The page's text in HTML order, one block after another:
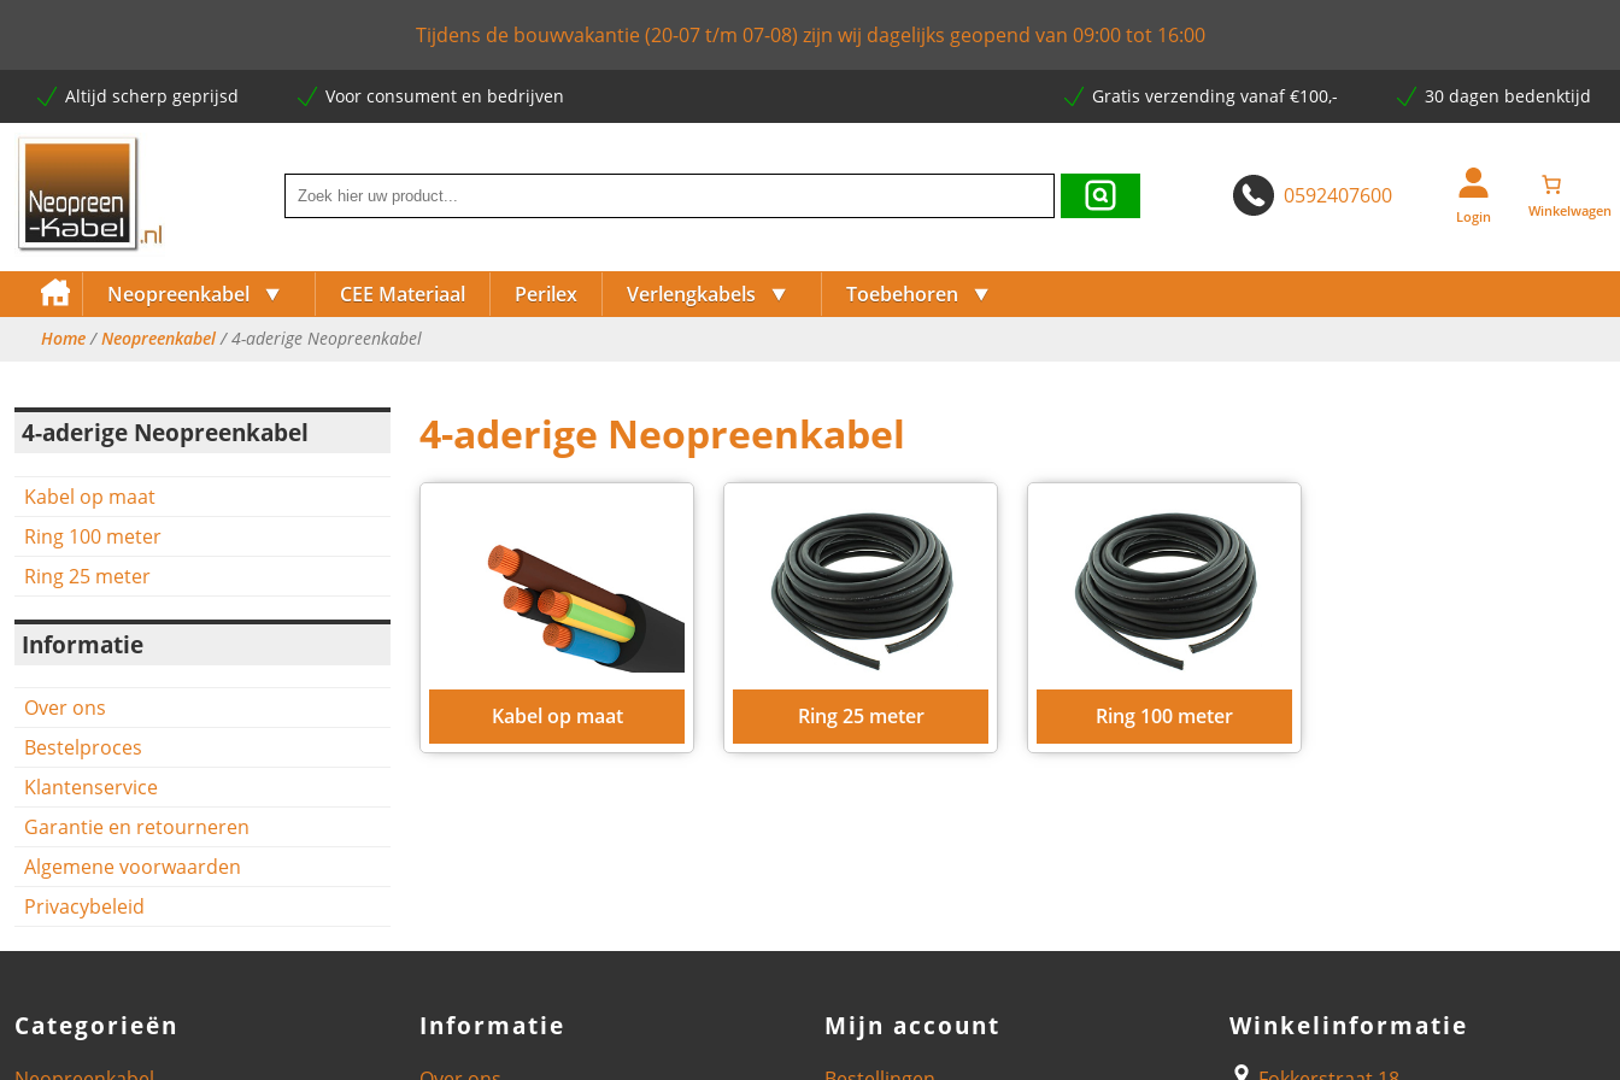
Tijdens de bouwvakantie (20-07 t/m 07-08) zijn wij dagelijks geopend van 09:00 tot 16:00
Altijd scherp geprijsd Voor consument en bedrijven Gratis verzending vanaf €100,- 30 dagen bedenktijd
0592407600
Login
Neopreenkabel ⯆
⯈
CEE Materiaal Perilex Verlengkabels ⯆ Toebehoren ⯆
Home/Neopreenkabel/ 4-aderige Neopreenkabel
4-aderige Neopreenkabel
Kabel op maat
Ring 100 meter
Ring 25 meter
Informatie
Over ons
Bestelproces
Klantenservice
Garantie en retourneren
Algemene voorwaarden
Privacybeleid
4-aderige Neopreenkabel
Kabel op maat Ring 25 meter Ring 100 meter
Categorieën Informatie Mijn account Winkelinformatie